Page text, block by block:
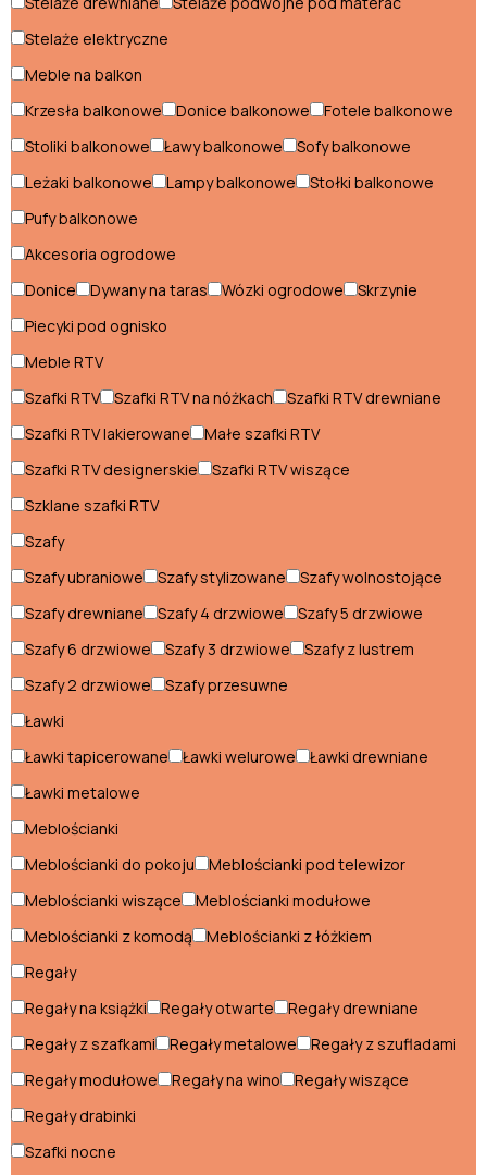
Pufy balkonowe
Sofy balkonowe
Stoliki balkonowe
Pokój dziecięcy
Ławki dziecięce
Łóżka dla 3 latka
Łóżka dla chłopca
Meblościanki dla dzieci
Pufy dla dzieci
Regały dla dzieci
Łóżka młodzieżowe
Meblościanki młodzieżowe
Pufy młodzieżowe
Regały młodzieżowe
Przedpokój
Konsole do przedpokoju
Stelaże elektryczne
Meble na balkon
Krzesła balkonowe
Donice balkonowe
Fotele balkonowe
Stoliki balkonowe
Ławy balkonowe
Sofy balkonowe
Leżaki balkonowe
Lampy balkonowe
Stołki balkonowe
Pufy balkonowe
Akcesoria ogrodowe
Donice
Dywany na taras Wózki ogrodowe
Skrzynie
Piecyki pod ognisko
Meble RTV
Szafki RTV
Szafki RTV na nóżkach
Szafki RTV drewniane
Szafki RTV lakierowane
Małe szafki RTV
Szafki RTV designerskie
Szafki RTV wiszące
Szklane szafki RTV
Szafy
Szafy ubraniowe
Szafy stylizowane
Szafy wolnostojące
Szafy drewniane
Szafy 4 drzwiowe
Szafy 5 drzwiowe
Szafy 6 drzwiowe
Szafy 3 drzwiowe
Szafy z lustrem
Szafy 2 drzwiowe
Szafy przesuwne
Ławki
Ławki tapicerowane
Ławki welurowe
Ławki drewniane
Ławki metalowe
Meblościanki
Meblościanki do pokoju
Meblościanki pod telewizor
Meblościanki wiszące
Meblościanki modułowe
Meblościanki z komodą
Meblościanki z łóżkiem
Regały
Regały na książki
Regały otwarte
Regały drewniane
Regały z szafkami
Regały metalowe
Regały z szufladami
Regały modułowe
Regały na wino
Regały wiszące
Regały drabinki
Szafki nocne